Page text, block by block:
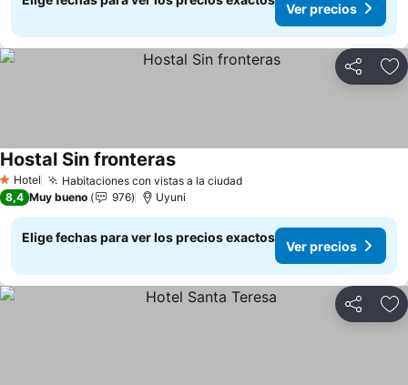
Ver precios
Compartir
1 Estrellas
Hotel Habitaciones con vistas a la ciudad
Hostal Sin fronteras
8,4 Muy bueno 976 Uyuni
Elige fechas para ver los precios exactos
Ver precios
Compartir